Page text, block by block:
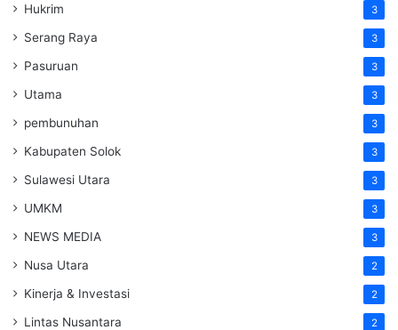
Hukrim 3
Serang Raya 3
Pasuruan 3
Utama 3
pembunuhan 3
Kabupaten Solok 3
Sulawesi Utara 3
UMKM 3
NEWS MEDIA 3
Nusa Utara 2
Kinerja & Investasi 2
Lintas Nusantara 2